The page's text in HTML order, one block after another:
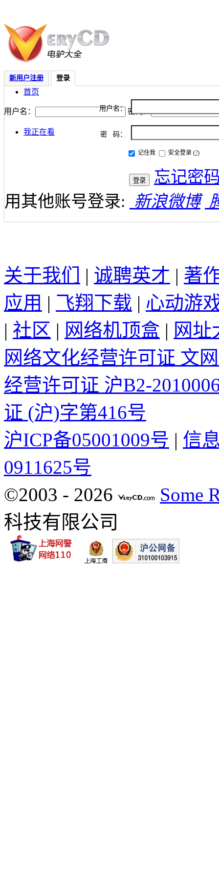
首页
用户名： 密码：
我正在看
新用户注册 登录
用户名：
密 码：
记住我 安全登录 (?)
忘记密
用其他账号登录: 新浪微博
关于我们 | 诚聘英才 | 著
应用 | 飞翔下载 | 心动游
| 社区 | 网络机顶盒 | 网址
网络文化经营许可证 文
经营许可证 沪B2-
证 (沪)字第416号
沪ICP备05001009号 | 信
0911625号
©2003 - 2026
Some
科技有限公司